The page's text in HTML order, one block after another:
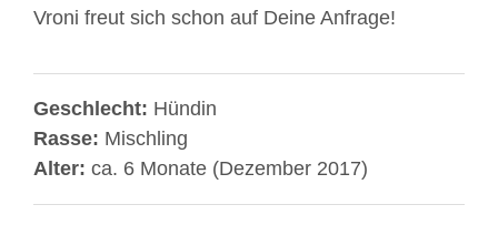
Vroni freut sich schon auf Deine Anfrage!
Geschlecht: Hündin
Rasse: Mischling
Alter: ca. 6 Monate (Dezember 2017)